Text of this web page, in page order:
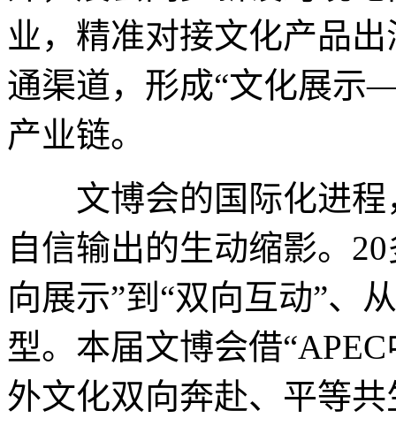
业，精准对接文化产品
通渠道，形成“文化展
产业链。
文博会的国际化进程
自信输出的生动缩影。
向展示”到“双向互动”、
型。本届文博会借
外文化双向奔赴、平等